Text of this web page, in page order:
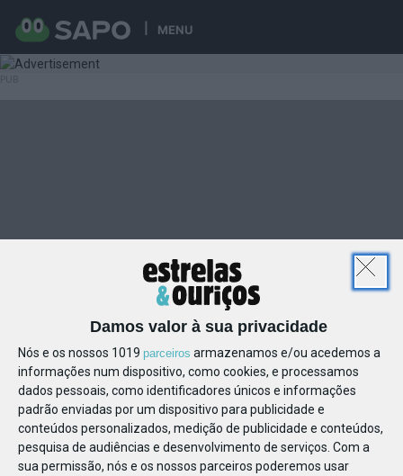
MENU
Damos valor à sua privacidade
Nós e os nossos 1019 parceiros armazenamos e/ou acedemos a
informações num dispositivo, como cookies, e processamos
dados pessoais, como identificadores únicos e informações
padrão enviadas por um dispositivo para publicidade e
conteúdos personalizados, medição de publicidade e conteúdos,
pesquisa de audiências e desenvolvimento de serviços. Com a
sua permissão, nós e os nossos parceiros poderemos usar